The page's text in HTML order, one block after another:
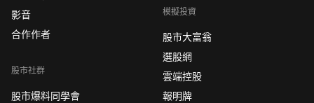
影音
合作作者
股市社群
股市爆料同學會
模擬投資
股市大富翁
選股網
雲端控股
報明牌